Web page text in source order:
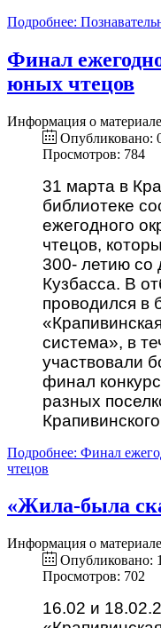
Подробнее:
Финал
юных чтецов
Информация о материале
Опубликовано:
Просмотров: 784
31 марта в
библиотеке
ежегодного
чтецов,
300- летию со
Кузбасса. В
проводился в
система», в
участвовали
финал
разных
Подробнее: Финал
чтецов
«Жила-была
Информация о материале
Опубликовано:
Просмотров: 702
16.02 и